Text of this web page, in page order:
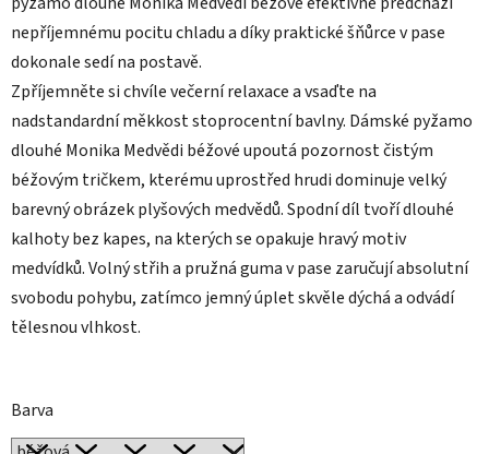
nepříjemnému pocitu chladu a díky praktické šňůrce v pase
dokonale sedí na postavě.
Zpříjemněte si chvíle večerní relaxace a vsaďte na
nadstandardní měkkost stoprocentní bavlny. Dámské pyžamo
dlouhé Monika Medvědi béžové upoutá pozornost čistým
béžovým tričkem, kterému uprostřed hrudi dominuje velký
barevný obrázek plyšových medvědů. Spodní díl tvoří dlouhé
kalhoty bez kapes, na kterých se opakuje hravý motiv
medvídků. Volný střih a pružná guma v pase zaručují absolutní
svobodu pohybu, zatímco jemný úplet skvěle dýchá a odvádí
tělesnou vlhkost.
Barva